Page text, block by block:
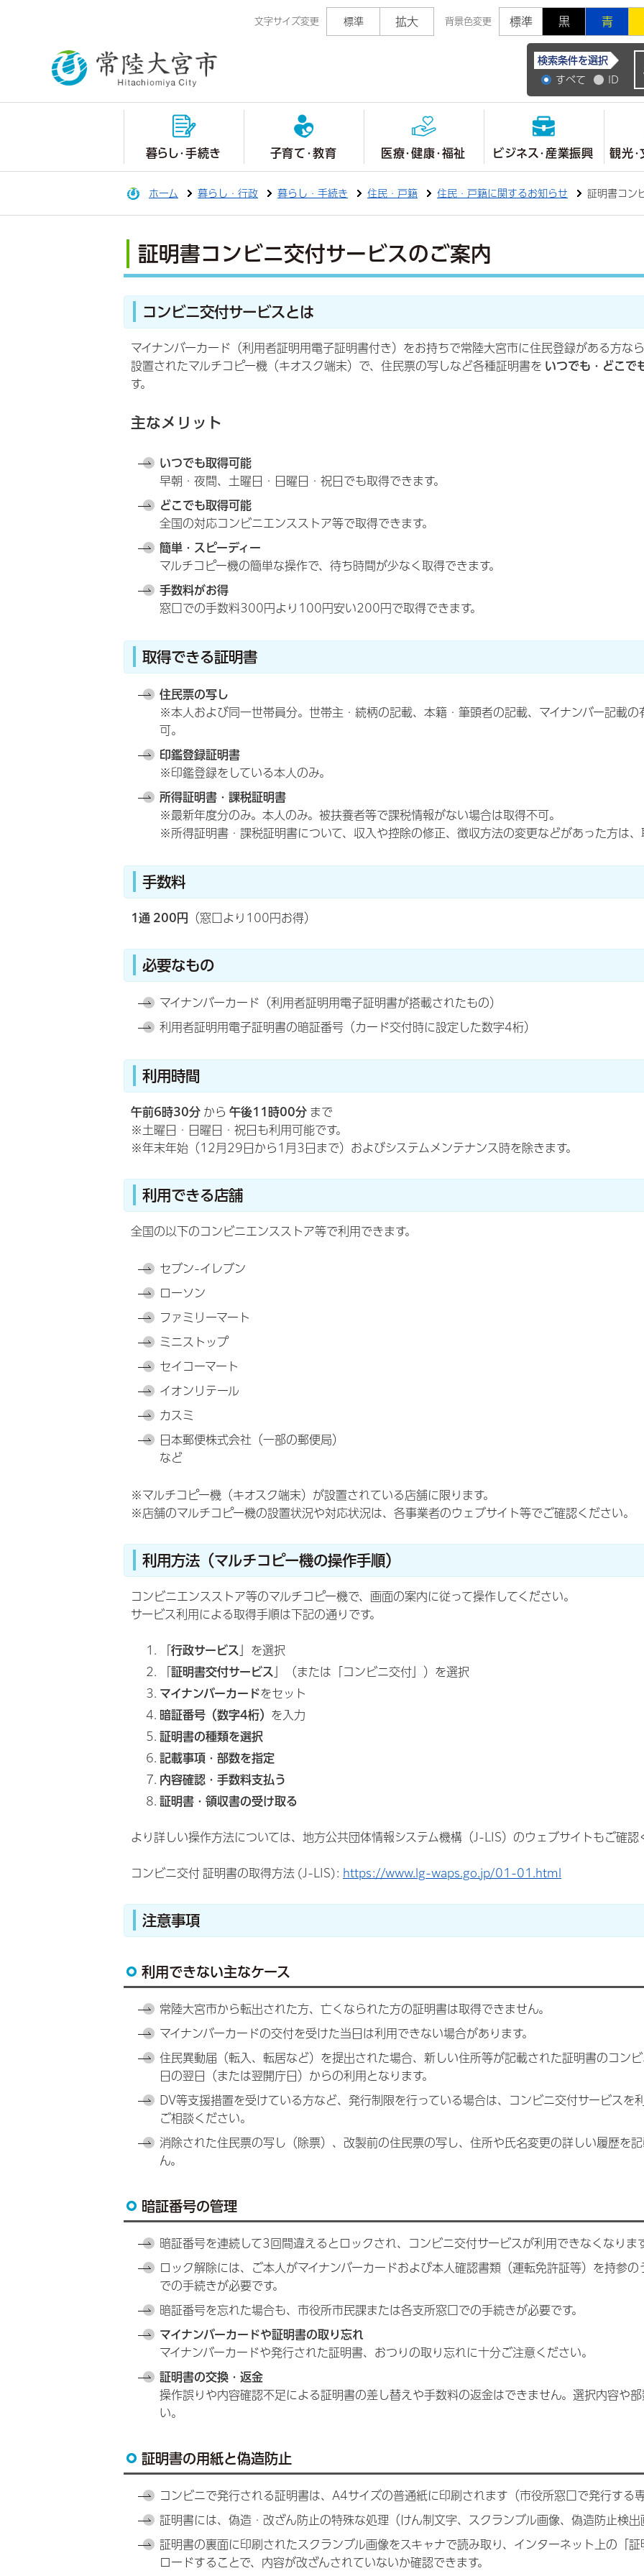
文字サイズ変更 標準 拡大 背景色変更 標準 黒 青
常陸大宮市公式ホ
検索条件を選択
すべて
ID
暮らし・手続き 子育て・教育 医療・健康・福祉 ビジネス・産業振興 観光・
ホーム 暮らし・行政 暮らし・手続き 住民・戸籍 住民・戸籍に関するお知らせ 証明書コン
証明書コンビニ交付サービスのご案内
コンビニ交付サービスとは
マイナンバーカード（利用者証明用電子証明書付き）をお持ちで常陸大宮市に住民登録がある方な
設置されたマルチコピー機（キオスク端末）で、住民票の写しなど各種証明書を いつでも・どこで
す。
主なメリット
いつでも取得可能
早朝・夜間、土曜日・日曜日・祝日でも取得できます。
どこでも取得可能
全国の対応コンビニエンスストア等で取得できます。
簡単・スピーディー
マルチコピー機の簡単な操作で、待ち時間が少なく取得できます。
手数料がお得
窓口での手数料300円より100円安い200円で取得できます。
取得できる証明書
住民票の写し
※本人および同一世帯員分。世帯主・続柄の記載、本籍・筆頭者の記載、マイナンバー記載
可。
印鑑登録証明書
※印鑑登録をしている本人のみ。
所得証明書・課税証明書
※最新年度分のみ。本人のみ。被扶養者等で課税情報がない場合は取得不可。
※所得証明書・課税証明書について、収入や控除の修正、徴収方法の変更などがあった方は、
手数料
1通 200円 （窓口より100円お得）
必要なもの
マイナンバーカード（利用者証明用電子証明書が搭載されたもの）
利用者証明用電子証明書の暗証番号（カード交付時に設定した数字4桁）
利用時間
午前6時30分 から 午後11時00分 まで
※土曜日・日曜日・祝日も利用可能です。
※年末年始（12月29日から1月3日まで）およびシステムメンテナンス時を除きます。
利用できる店舗
全国の以下のコンビニエンスストア等で利用できます。
セブン-イレブン
ローソン
ファミリーマート
ミニストップ
セイコーマート
イオンリテール
カスミ
日本郵便株式会社（一部の郵便局）
など
※マルチコピー機（キオスク端末）が設置されている店舗に限ります。
※店舗のマルチコピー機の設置状況や対応状況は、各事業者のウェブサイト等でご確認ください。
利用方法（マルチコピー機の操作手順）
コンビニエンスストア等のマルチコピー機で、画面の案内に従って操作してください。
サービス利用による取得手順は下記の通りです。
行政サービス
」を選択
証明書交付サービス
」（または「コンビニ交付」）を選択
マイナンバーカードをセット
暗証番号（数字4桁） を入力
証明書の種類を選択
記載事項・部数を指定
内容確認・手数料支払う
証明書・領収書の受け取る
より詳しい操作方法については、地方公共団体情報システム機構（J-LIS）のウェブサイトもご確認
コンビニ交付 証明書の取得方法 (J-LIS): https://www.lg-waps.go.jp/01-01.html
注意事項
利用できない主なケース
常陸大宮市から転出された方、亡くなられた方の証明書は取得できません。
マイナンバーカードの交付を受けた当日は利用できない場合があります。
住民異動届（転入、転居など）を提出された場合、新しい住所等が記載された証明書のコン
日の翌日（または翌開庁日）からの利用となります。
DV等支援措置を受けている方など、発行制限を行っている場合は、コンビニ交付サービスを
ご相談ください。
消除された住民票の写し（除票）、改製前の住民票の写し、住所や氏名変更の詳しい履歴を
ん。
暗証番号の管理
暗証番号を連続して3回間違えるとロックされ、コンビニ交付サービスが利用できなくなります
ロック解除には、ご本人がマイナンバーカードおよび本人確認書類（運転免許証等）を持参の
での手続きが必要です。
暗証番号を忘れた場合も、市役所市民課または各支所窓口での手続きが必要です。
マイナンバーカードや証明書の取り忘れ
マイナンバーカードや発行された証明書、おつりの取り忘れに十分ご注意ください。
証明書の交換・返金
操作誤りや内容確認不足による証明書の差し替えや手数料の返金はできません。選択内容や
い。
証明書の用紙と偽造防止
コンビニで発行される証明書は、A4サイズの普通紙に印刷されます（市役所窓口で発行する
証明書には、偽造・改ざん防止の特殊な処理（けん制文字、スクランブル画像、偽造防止検出
証明書の裏面に印刷されたスクランブル画像をスキャナで読み取り、インターネット上の「
ロードすることで、内容が改ざんされていないか確認できます。